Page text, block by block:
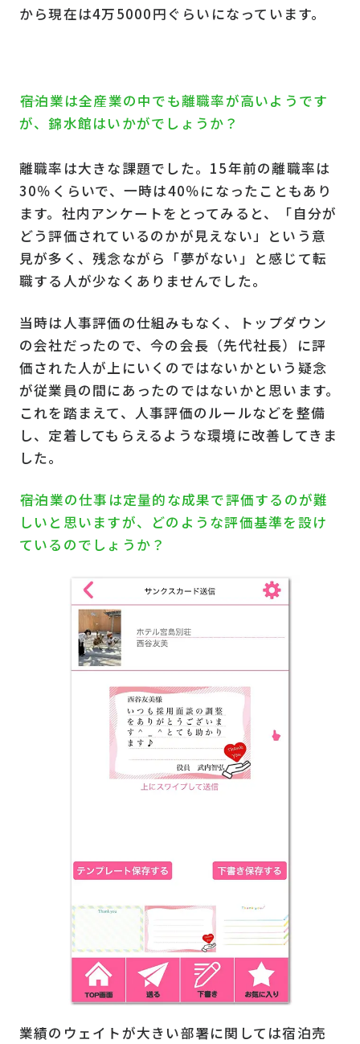
から現在は4万5000円ぐらいになっています。
――宿泊業は全産業の中でも離職率が高いようです
が、錦水館はいかがでしょうか？
離職率は大きな課題でした。15年前の離職率は
30％くらいで、一時は40％になったこともあり
ます。社内アンケートをとってみると、「自分が
どう評価されているのかが見えない」という意
見が多く、残念ながら「夢がない」と感じて転
職する人が少なくありませんでした。
当時は人事評価の仕組みもなく、トップダウン
の会社だったので、今の会長（先代社長）に評
価された人が上にいくのではないかという疑念
が従業員の間にあったのではないかと思います。
これを踏まえて、人事評価のルールなどを整備
し、定着してもらえるような環境に改善してきま
した。
――宿泊業の仕事は定量的な成果で評価するのが難
しいと思いますが、どのような評価基準を設け
ているのでしょうか？
業績のウェイトが大きい部署に関しては宿泊売